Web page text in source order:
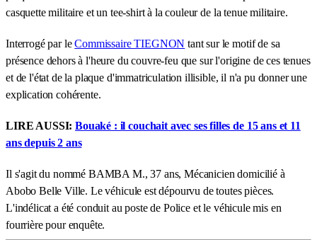
casquette militaire et un tee-shirt à la couleur de la tenue militaire.
Interrogé par leCommissaire TIEGNON tant sur le motif de sa
présence dehors à l'heure du couvre-feu que sur l'origine de ces tenues
et de l'état de la plaque d'immatriculation illisible, il n'a pu donner une
explication cohérente.
LIRE AUSSI:Bouaké : il couchait avec ses filles de 15 ans et 11
ans depuis 2 ans
Il s'agit du nommé BAMBA M., 37 ans, Mécanicien domicilié à
Abobo Belle Ville. Le véhicule est dépourvu de toutes pièces.
L'indélicat a été conduit au poste de Police et le véhicule mis en
fourrière pour enquête.